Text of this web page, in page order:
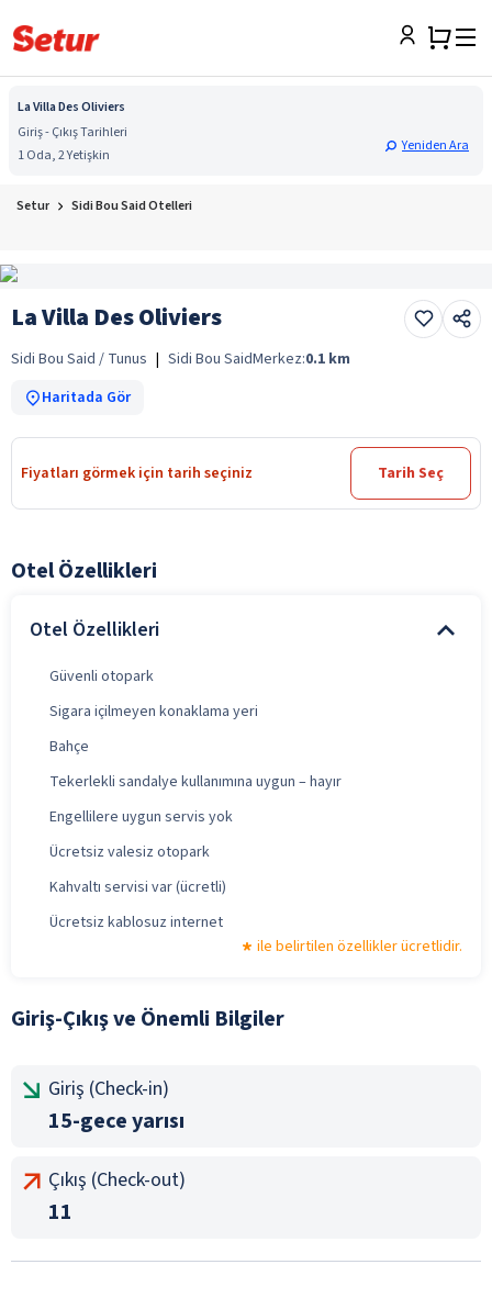
La Villa Des Oliviers
Giriş - Çıkış Tarihleri
1 Oda, 2 Yetişkin
Yeniden Ara
Setur Sidi Bou Said Otelleri
La Villa Des Oliviers
Sidi Bou Said / Tunus | Sidi Bou SaidMerkez:0.1 km
Haritada Gör
Fiyatları görmek için tarih seçiniz Tarih Seç
Otel Özellikleri
Otel Özellikleri
Güvenli otopark
Sigara içilmeyen konaklama yeri
Bahçe
Tekerlekli sandalye kullanımına uygun – hayır
Engellilere uygun servis yok
Ücretsiz valesiz otopark
Kahvaltı servisi var (ücretli)
Ücretsiz kablosuz internet
ile belirtilen özellikler ücretlidir.
Giriş-Çıkış ve Önemli Bilgiler
Giriş (Check-in)
15-gece yarısı
Çıkış (Check-out)
11